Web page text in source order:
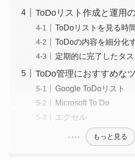
ToDoリスト作成と運用
ToDoリストを見る時
ToDoの内容を細分化
定期的に完了したタ
ToDo管理におすすめな
Google ToDoリスト
Microsoft To Do
エクセル
もっと見る